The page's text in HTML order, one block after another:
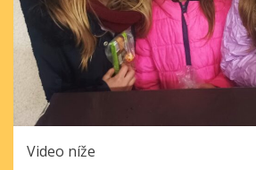
Video níže